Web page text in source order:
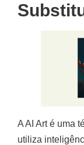
A AI Art é uma
utiliza